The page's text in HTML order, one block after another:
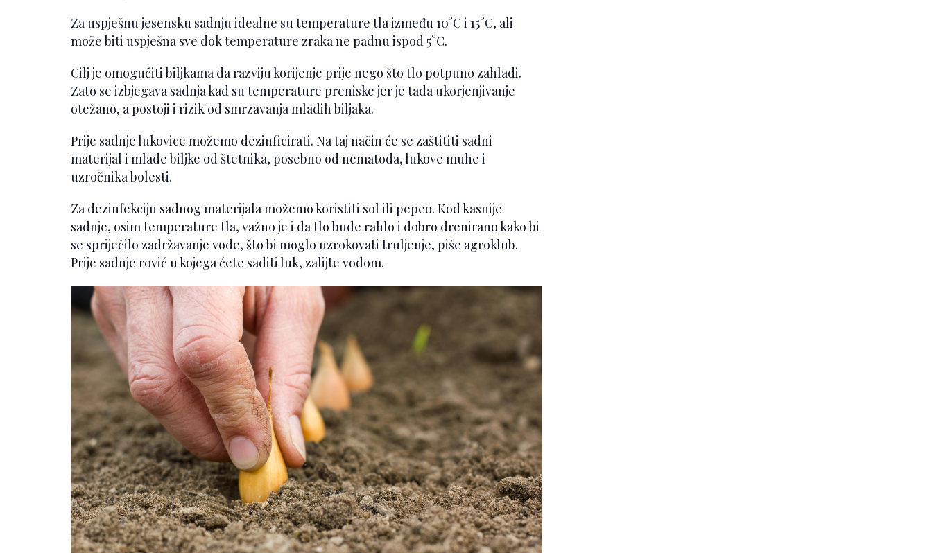
Za uspješnu jesensku sadnju idealne su temperature tla između 10°C i 15°C, ali
može biti uspješna sve dok temperature zraka ne padnu ispod 5°C.
Cilj je omogućiti biljkama da razviju korijenje prije nego što tlo potpuno zahladi.
Zato se izbjegava sadnja kad su temperature preniske jer je tada ukorjenjivanje
otežano, a postoji i rizik od smrzavanja mladih biljaka.
Prije sadnje lukovice možemo dezinficirati. Na taj način će se zaštititi sadni
materijal i mlade biljke od štetnika, posebno od nematoda, lukove muhe i
uzročnika bolesti.
Za dezinfekciju sadnog materijala možemo koristiti sol ili pepeo. Kod kasnije
sadnje, osim temperature tla, važno je i da tlo bude rahlo i dobro drenirano kako bi
se spriječilo zadržavanje vode, što bi moglo uzrokovati truljenje, piše agroklub.
Prije sadnje rović u kojega ćete saditi luk, zalijte vodom.